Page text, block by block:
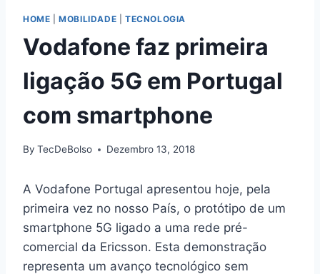
HOME |MOBILIDADE TECNOLOGIA
Vodafone faz primeira
ligação 5G em Portugal
com smartphone
By TecDeBolso Dezembro 13, 2018
A Vodafone Portugal apresentou hoje, pela
primeira vez no nosso País, o protótipo de um
smartphone 5G ligado a uma rede pré-
comercial da Ericsson. Esta demonstração
representa um avanço tecnológico sem